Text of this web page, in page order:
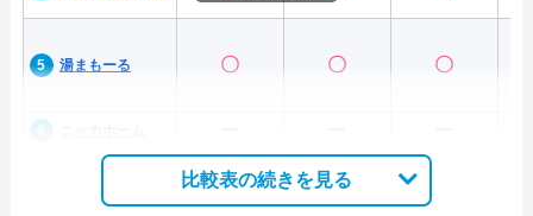
湯まもーる 〇 〇 〇
比較表の続きを見る